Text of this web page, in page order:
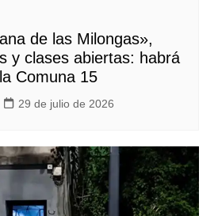
de las Milongas»,
y clases abiertas: habrá
Comuna 15
29 de julio de 2026